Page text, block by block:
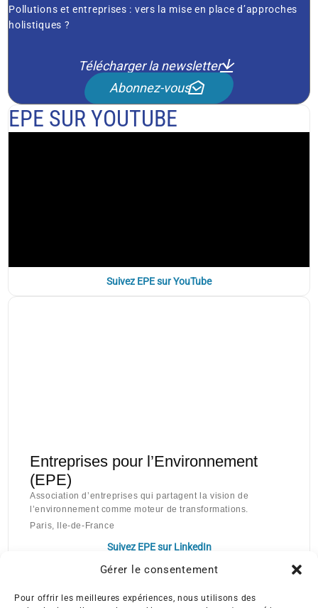
Gérer le consentement
Pour offrir les meilleures expériences, nous utilisons des
Pollutions et entreprises : vers la mise en place d’approches
holistiques ?
Télécharger la newsletter
Abonnez-vous
EPE SUR YOUTUBE
Suivez EPE sur YouTube
Entreprises pour l’Environnement
(EPE)
Association d’entreprises qui partagent la vision de
l’environnement comme moteur de transformations.
Paris, Ile-de-France
Suivez EPE sur LinkedIn